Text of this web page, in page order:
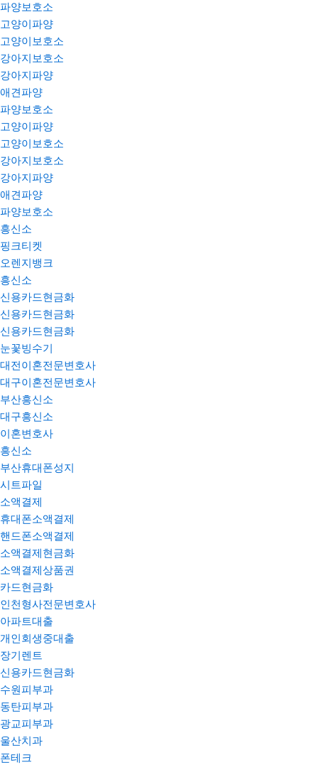
파양보호소
고양이파양
고양이보호소
강아지보호소
강아지파양
애견파양
파양보호소
고양이파양
고양이보호소
강아지보호소
강아지파양
애견파양
파양보호소
흥신소
핑크티켓
오렌지뱅크
흥신소
신용카드현금화
신용카드현금화
신용카드현금화
눈꽃빙수기
대전이혼전문변호사
대구이혼전문변호사
부산흥신소
대구흥신소
이혼변호사
흥신소
부산휴대폰성지
시트파일
소액결제
휴대폰소액결제
핸드폰소액결제
소액결제현금화
소액결제상품권
카드현금화
인천형사전문변호사
아파트대출
개인회생중대출
장기렌트
신용카드현금화
수원피부과
동탄피부과
광교피부과
울산치과
폰테크